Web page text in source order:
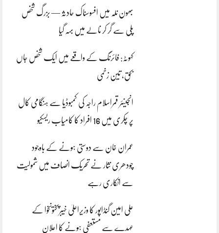
بھون نلہ میں افسوسناک حادثہ — بزرگ شخص
پلی سے گر کر نالے میں بہہ گیا
کہوٹہ: فائرنگ کے واقعے میں ایک شخص جاں
بحق، تین زخمی
انجینئر قمراسلام راجہ کی کمبوڈیا سے ہنگامی کال
پر چکری میں 16 افراد کا کامیاب ریسکیو
عمران خان سے دوستی ہونے کے باوجود
چودھری نثار نے تحریک انصاف میں شمولیت
سے انکاری رہے
علی امین گنڈاپور کا وزیراعلیٰ خیبرپختونخوا کے
عہدے سے مستعفی ہونے کا اعلان